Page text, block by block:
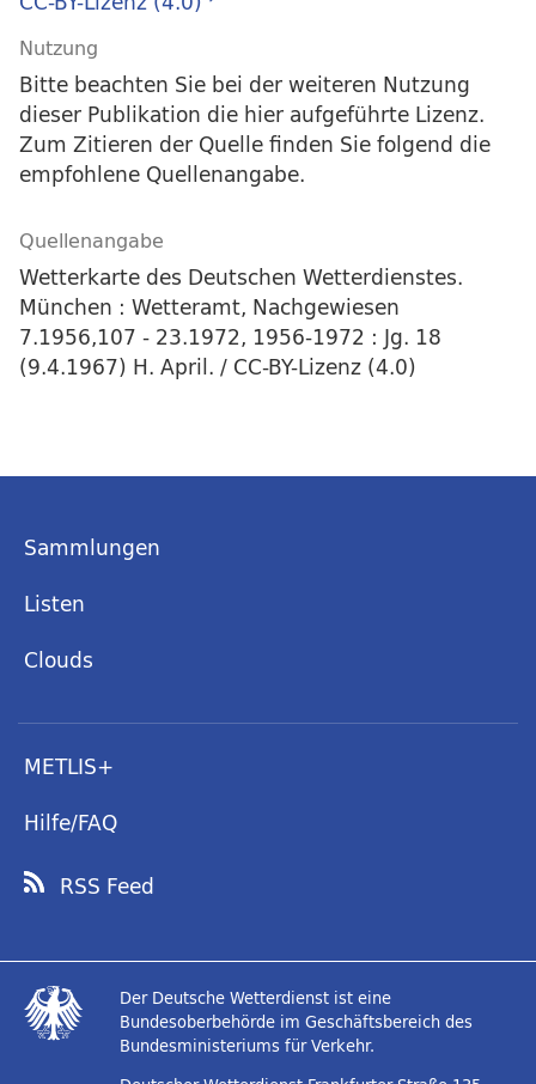
Nutzung
Bitte beachten Sie bei der weiteren Nutzung
dieser Publikation die hier aufgeführte Lizenz.
Zum Zitieren der Quelle finden Sie folgend die
empfohlene Quellenangabe.
Quellenangabe
Wetterkarte des Deutschen Wetterdienstes.
München : Wetteramt, Nachgewiesen
7.1956,107 - 23.1972, 1956-1972 : Jg. 18
(9.4.1967) H. April. / CC-BY-Lizenz (4.0)
Sammlungen
Listen
Clouds
METLIS+
Hilfe/FAQ
RSS Feed
Der Deutsche Wetterdienst ist eine
Bundesoberbehörde im Geschäftsbereich des
Bundesministeriums für Verkehr.